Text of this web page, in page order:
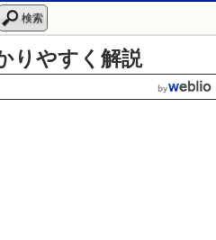
検索
りやすく解説